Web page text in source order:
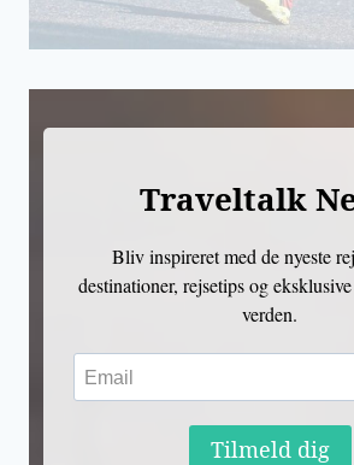
Traveltalk
Bliv inspireret med de nyeste
destinationer, rejsetips og
verden.
Tilmeld dig